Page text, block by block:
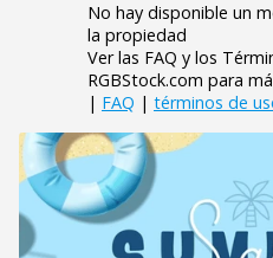
No hay disponible un
la propiedad
Ver las FAQ y los
RGBStock.com para
| FAQ | términos de